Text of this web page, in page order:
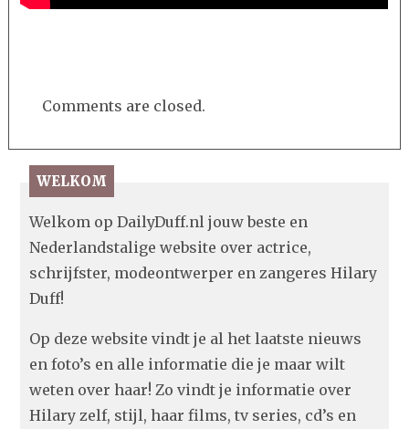
Comments are closed.
WELKOM
Welkom op DailyDuff.nl jouw beste en
Nederlandstalige website over actrice,
schrijfster, modeontwerper en zangeres Hilary
Duff!
Op deze website vindt je al het laatste nieuws
en foto’s en alle informatie die je maar wilt
weten over haar! Zo vindt je informatie over
Hilary zelf, stijl, haar films, tv series, cd’s en